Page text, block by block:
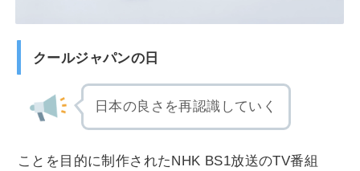
クールジャパンの日
日本の良さを再認識していく
ことを目的に制作されたNHK BS1放送のTV番組